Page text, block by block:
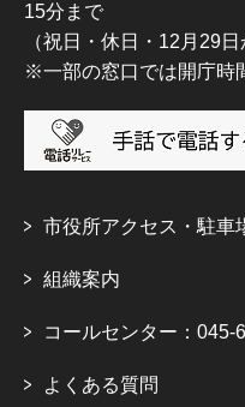
15分まで
（祝日・休日・12月29
※一部の窓口では開庁時
市役所アクセス・駐車
組織案内
コールセンター：045-
よくある質問